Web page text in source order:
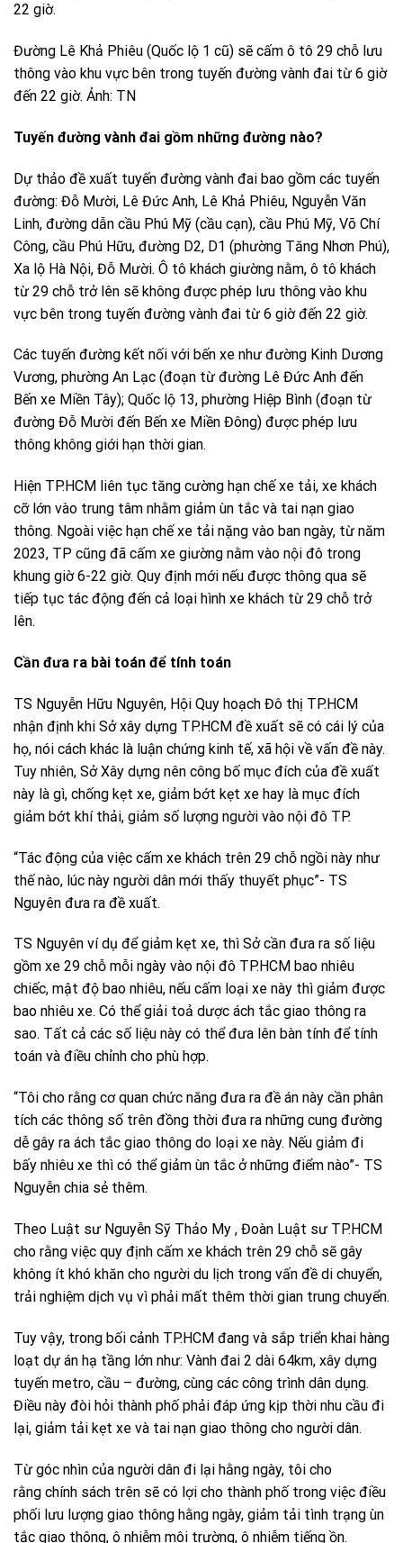
22 giờ.
Đường Lê Khả Phiêu (Quốc lộ 1 cũ) sẽ cấm ô tô 29 chỗ lưu
thông vào khu vực bên trong tuyến đường vành đai từ 6 giờ
đến 22 giờ. Ảnh: TN
Tuyến đường vành đai gồm những đường nào?
Dự thảo đề xuất tuyến đường vành đai bao gồm các tuyến
đường: Đỗ Mười, Lê Đức Anh, Lê Khả Phiêu, Nguyễn Văn
Linh, đường dẫn cầu Phú Mỹ (cầu cạn), cầu Phú Mỹ, Võ Chí
Công, cầu Phú Hữu, đường D2, D1 (phường Tăng Nhơn Phú),
Xa lộ Hà Nội, Đỗ Mười. Ô tô khách giường nằm, ô tô khách
từ 29 chỗ trở lên sẽ không được phép lưu thông vào khu
vực bên trong tuyến đường vành đai từ 6 giờ đến 22 giờ.
Các tuyến đường kết nối với bến xe như đường Kinh Dương
Vương, phường An Lạc (đoạn từ đường Lê Đức Anh đến
Bến xe Miền Tây); Quốc lộ 13, phường Hiệp Bình (đoạn từ
đường Đỗ Mười đến Bến xe Miền Đông) được phép lưu
thông không giới hạn thời gian.
Hiện TP.HCM liên tục tăng cường hạn chế xe tải, xe khách
cỡ lớn vào trung tâm nhằm giảm ùn tắc và tai nạn giao
thông. Ngoài việc hạn chế xe tải nặng vào ban ngày, từ năm
2023, TP cũng đã cấm xe giường nằm vào nội đô trong
khung giờ 6-22 giờ. Quy định mới nếu được thông qua sẽ
tiếp tục tác động đến cả loại hình xe khách từ 29 chỗ trở
lên.
Cần đưa ra bài toán để tính toán
TS Nguyễn Hữu Nguyên, Hội Quy hoạch Đô thị TP.HCM
nhận định khi Sở xây dựng TP.HCM đề xuất sẽ có cái lý của
họ, nói cách khác là luận chứng kinh tế, xã hội về vấn đề này.
Tuy nhiên, Sở Xây dựng nên công bố mục đích của đề xuất
này là gì, chống kẹt xe, giảm bớt kẹt xe hay là mục đích
giảm bớt khí thải, giảm số lượng người vào nội đô TP.
“Tác động của việc cấm xe khách trên 29 chỗ ngồi này như
thế nào, lúc này người dân mới thấy thuyết phục”- TS
Nguyên đưa ra đề xuất.
TS Nguyên ví dụ để giảm kẹt xe, thì Sở cần đưa ra số liệu
gồm xe 29 chỗ mỗi ngày vào nội đô TP.HCM bao nhiêu
chiếc, mật độ bao nhiêu, nếu cấm loại xe này thì giảm được
bao nhiêu xe. Có thể giải toả dược ách tắc giao thông ra
sao. Tất cả các số liệu này có thể đưa lên bàn tính để tính
toán và điều chỉnh cho phù hợp.
“Tôi cho rằng cơ quan chức năng đưa ra đề án này cần phân
tích các thông số trên đồng thời đưa ra những cung đường
dễ gây ra ách tắc giao thông do loại xe này. Nếu giảm đi
bấy nhiêu xe thì có thể giảm ùn tắc ở những điểm nào”- TS
Nguyễn chia sẻ thêm.
Theo Luật sư Nguyễn Sỹ Thảo My , Đoàn Luật sư TP.HCM
cho rằng việc quy định cấm xe khách trên 29 chỗ sẽ gây
không ít khó khăn cho người du lịch trong vấn đề di chuyển,
trải nghiệm dịch vụ vì phải mất thêm thời gian trung chuyển.
Tuy vậy, trong bối cảnh TP.HCM đang và sắp triển khai hàng
loạt dự án hạ tầng lớn như: Vành đai 2 dài 64km, xây dựng
tuyến metro, cầu – đường, cùng các công trình dân dụng.
Điều này đòi hỏi thành phố phải đáp ứng kịp thời nhu cầu đi
lại, giảm tải kẹt xe và tai nạn giao thông cho người dân.
Từ góc nhìn của người dân đi lại hằng ngày, tôi cho
rằng chính sách trên sẽ có lợi cho thành phố trong việc điều
phối lưu lượng giao thông hằng ngày, giảm tải tình trạng ùn
tắc giao thông, ô nhiễm môi trường, ô nhiễm tiếng ồn.